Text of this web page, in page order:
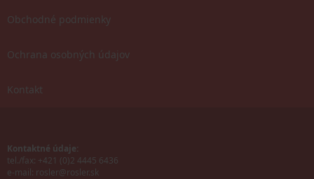
Obchodné podmienky
Ochrana osobných údajov
Kontakt
Kontaktné údaje:
tel./fax: +421 (0)2 4445 6436
e-mail: rosler@rosler.sk